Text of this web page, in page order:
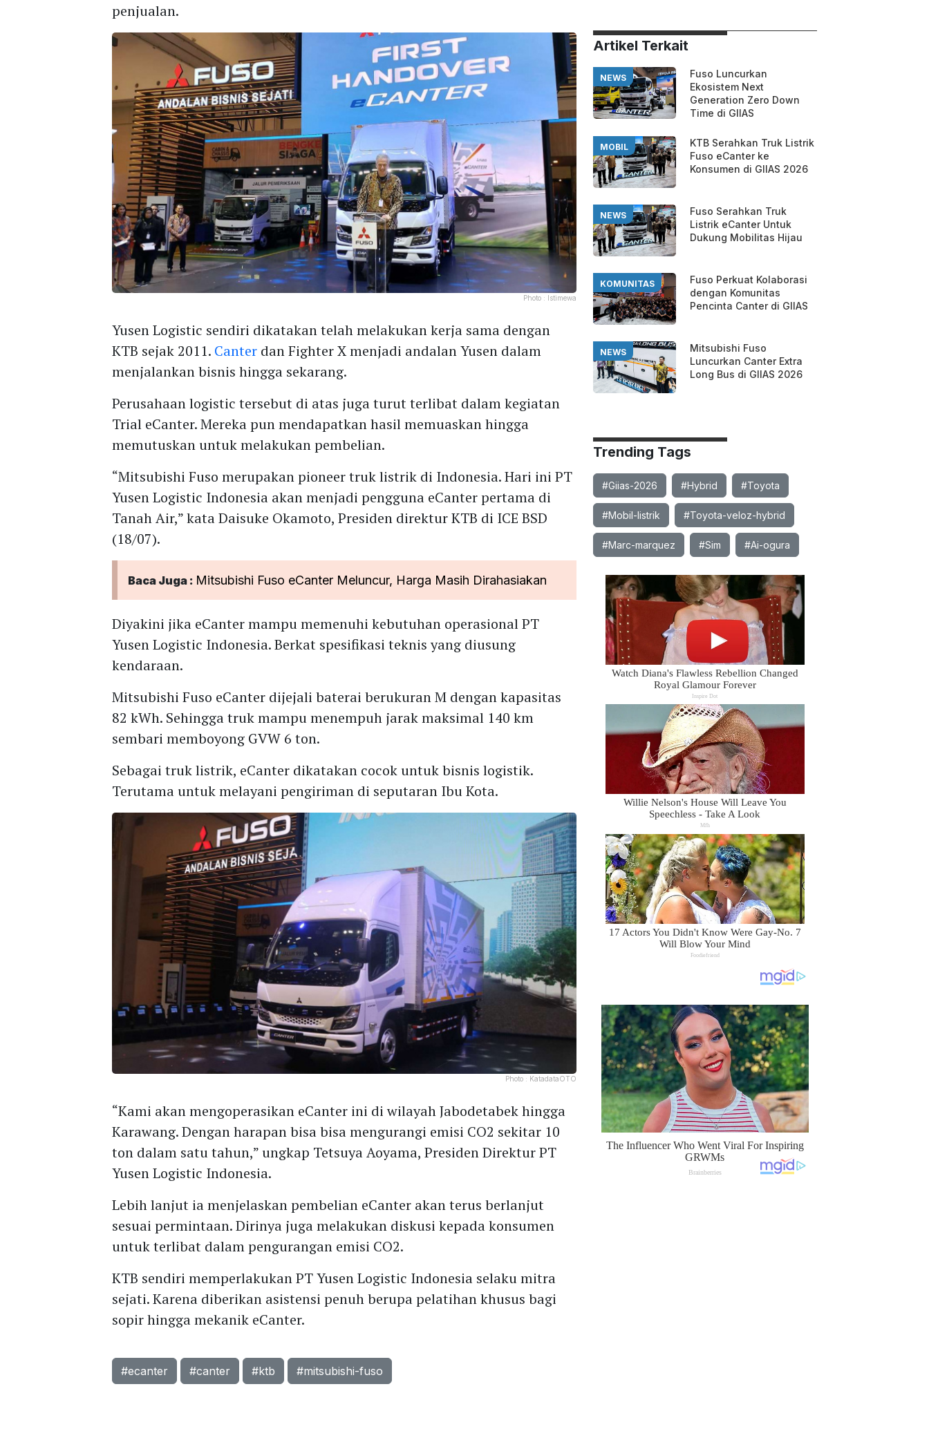
penjualan.
Photo : Istimewa
Yusen Logistic sendiri dikatakan telah melakukan kerja sama dengan
KTB sejak 2011. Canter dan Fighter X menjadi andalan Yusen dalam
menjalankan bisnis hingga sekarang.
Perusahaan logistic tersebut di atas juga turut terlibat dalam kegiatan
Trial eCanter. Mereka pun mendapatkan hasil memuaskan hingga
memutuskan untuk melakukan pembelian.
“Mitsubishi Fuso merupakan pioneer truk listrik di Indonesia. Hari ini PT
Yusen Logistic Indonesia akan menjadi pengguna eCanter pertama di
Tanah Air,” kata Daisuke Okamoto, Presiden direktur KTB di ICE BSD
(18/07).
Baca Juga : Mitsubishi Fuso eCanter Meluncur, Harga Masih Dirahasiakan
Diyakini jika eCanter mampu memenuhi kebutuhan operasional PT
Yusen Logistic Indonesia. Berkat spesifikasi teknis yang diusung
kendaraan.
Mitsubishi Fuso eCanter dijejali baterai berukuran M dengan kapasitas
82 kWh. Sehingga truk mampu menempuh jarak maksimal 140 km
sembari memboyong GVW 6 ton.
Sebagai truk listrik, eCanter dikatakan cocok untuk bisnis logistik.
Terutama untuk melayani pengiriman di seputaran Ibu Kota.
Photo : KatadataOTO
“Kami akan mengoperasikan eCanter ini di wilayah Jabodetabek hingga
Karawang. Dengan harapan bisa bisa mengurangi emisi CO2 sekitar 10
ton dalam satu tahun,” ungkap Tetsuya Aoyama, Presiden Direktur PT
Yusen Logistic Indonesia.
Lebih lanjut ia menjelaskan pembelian eCanter akan terus berlanjut
sesuai permintaan. Dirinya juga melakukan diskusi kepada konsumen
untuk terlibat dalam pengurangan emisi CO2.
KTB sendiri memperlakukan PT Yusen Logistic Indonesia selaku mitra
sejati. Karena diberikan asistensi penuh berupa pelatihan khusus bagi
sopir hingga mekanik eCanter.
#ecanter #canter #ktb #mitsubishi-fuso
Artikel Terkait
NEWS
Fuso Luncurkan
Ekosistem Next
Generation Zero Down
Time di GIIAS
MOBIL
KTB Serahkan Truk Listrik
Fuso eCanter ke
Konsumen di GIIAS 2026
NEWS
Fuso Serahkan Truk
Listrik eCanter Untuk
Dukung Mobilitas Hijau
KOMUNITAS
Fuso Perkuat Kolaborasi
dengan Komunitas
Pencinta Canter di GIIAS
NEWS
Mitsubishi Fuso
Luncurkan Canter Extra
Long Bus di GIIAS 2026
Trending Tags
#Giias-2026 #Hybrid #Toyota
#Mobil-listrik #Toyota-veloz-hybrid
#Marc-marquez #Sim #Ai-ogura